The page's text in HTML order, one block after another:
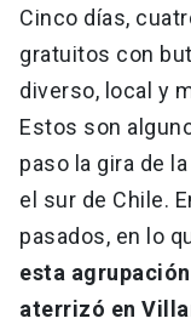
Cinco días,
gratuitos con
diverso, local y
Estos son
paso la gira de la
el sur de Chile.
pasados, en lo
esta
aterrizó en